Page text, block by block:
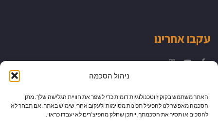
ניהול הסכמה
האתר משתמש בקוקיז וטכנולוגיות דומות כדי לשפר את חוויית הגלישה שלך. מתן
הסכמה מאפשר לנו להפעיל תכונות מסוימות ולעקוב אחרי שימוש באתר. אם תבחר לא
להסכים או תסיר את הסכמתך, ייתכן שחלק מהפיצ’רים לא יעבדו כראוי.
עקבו אחרינו